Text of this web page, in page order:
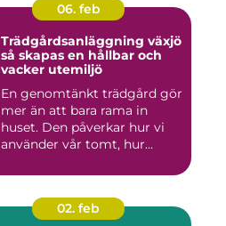
06. feb
Trädgårdsanläggning växjö
så skapas en hållbar och
vacker utemiljö
En genomtänkt trädgård gör
mer än att bara rama in
huset. Den påverkar hur vi
använder vår tomt, hur...
02. feb